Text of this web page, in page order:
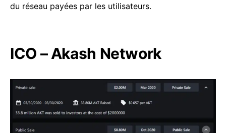
du réseau payées par les utilisateurs.
ICO – Akash Network